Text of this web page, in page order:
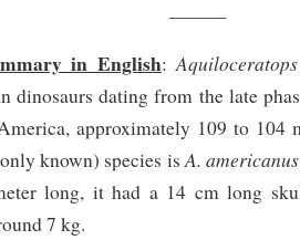
———
in English:
dinosaurs dating from the late
approximately 109 to 104
known) species isA. americanus
long, it had a 14 cm long
7 kg.